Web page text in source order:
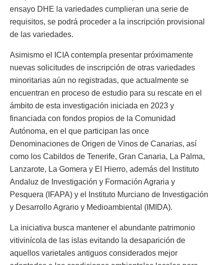
ensayo DHE la variedades cumplieran una serie de
requisitos, se podrá proceder a la inscripción provisional
de las variedades.
Asimismo el ICIA contempla presentar próximamente
nuevas solicitudes de inscripción de otras variedades
minoritarias aún no registradas, que actualmente se
encuentran en proceso de estudio para su rescate en el
ámbito de esta investigación iniciada en 2023 y
financiada con fondos propios de la Comunidad
Autónoma, en el que participan las once
Denominaciones de Origen de Vinos de Canarias, así
como los Cabildos de Tenerife, Gran Canaria, La Palma,
Lanzarote, La Gomera y El Hierro, además del Instituto
Andaluz de Investigación y Formación Agraria y
Pesquera (IFAPA) y el Instituto Murciano de Investigación
y Desarrollo Agrario y Medioambiental (IMIDA).
La iniciativa busca mantener el abundante patrimonio
vitivinícola de las islas evitando la desaparición de
aquellos varietales antiguos considerados mejor